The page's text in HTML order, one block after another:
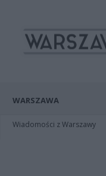
WARSZAWA
Wiadomości z Warszawy